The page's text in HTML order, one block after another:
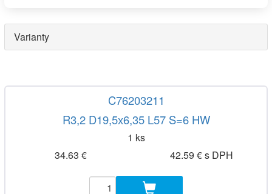
Varianty
C76203211
R3,2 D19,5x6,35 L57 S=6 HW
1 ks
34.63 €
42.59 € s DPH